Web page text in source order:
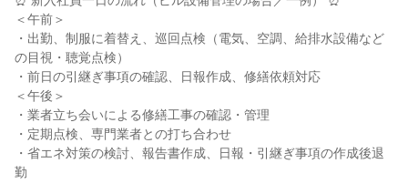
＜午前＞
・出勤、制服に着替え、巡回点検（電気、空調、給排水設備など
の目視・聴覚点検）
・前日の引継ぎ事項の確認、日報作成、修繕依頼対応
＜午後＞
・業者立ち会いによる修繕工事の確認・管理
・定期点検、専門業者との打ち合わせ
・省エネ対策の検討、報告書作成、日報・引継ぎ事項の作成後退
勤